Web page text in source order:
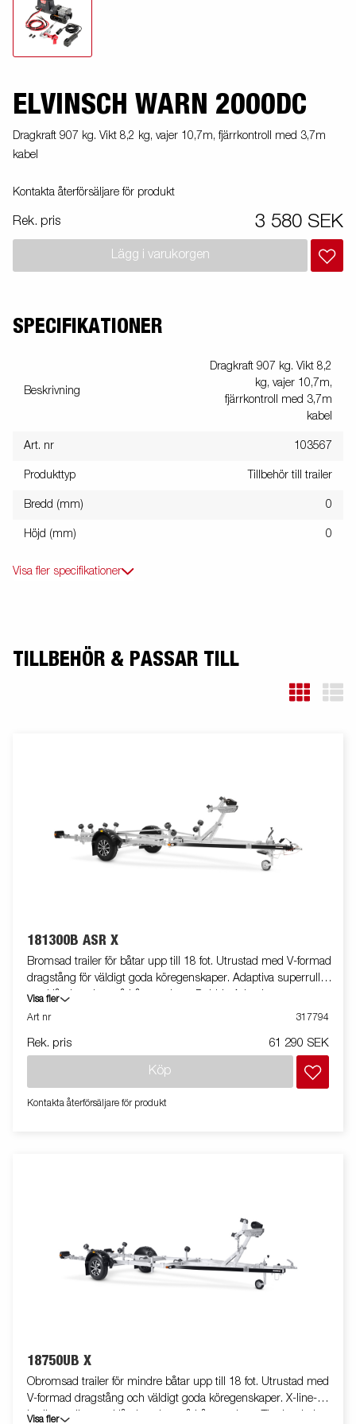
ELVINSCH WARN 2000DC
Dragkraft 907 kg. Vikt 8,2 kg, vajer 10,7m, fjärrkontroll med 3,7m
kabel
Kontakta återförsäljare för produkt
Rek. pris 3 580 SEK
Lägg i varukorgen
SPECIFIKATIONER
Beskrivning
Dragkraft 907 kg. Vikt 8,2
kg, vajer 10,7m,
fjärrkontroll med 3,7m
kabel
Art. nr 103567
Produkttyp Tillbehör till trailer
Bredd (mm) 0
Höjd (mm) 0
Visa fler specifikationer
TILLBEHÖR & PASSAR TILL
181300B ASR X
Bromsad trailer för båtar upp till 18 fot. Utrustad med V-formad
dragstång för väldigt goda köregenskaper. Adaptiva superrullar
med låg inverkan på båtens skrov. Dubbla Adaptiva vaggor som
automatiskt anpassar sig till båtens skrov. Varmgalvaniserat
chassi. Vattentäta hjullager förlänger livstiden. Helskyddad
även utrustat med en extra säkerhetsvajer för användning vid
att använda båttrailern, vilket ger större flexibilitet, bekvämlighet
Visa fler
Art nr
317794
Rek. pris 61 290 SEK
Köp
Kontakta återförsäljare för produkt
18750UB X
Obromsad trailer för mindre båtar upp till 18 fot. Utrustad med
V-formad dragstång och väldigt goda köregenskaper. X-line-
kvalitetsrullar med låg inverkan på båtens skrov. Tippbar bakre
Visa fler